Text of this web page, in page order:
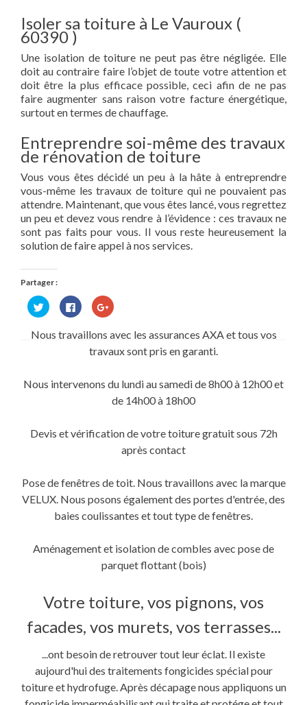
Isoler sa toiture à Le Vauroux (
60390 )
Une isolation de toiture ne peut pas être négligée. Elle
doit au contraire faire l’objet de toute votre attention et
doit être la plus efficace possible, ceci afin de ne pas
faire augmenter sans raison votre facture énergétique,
surtout en termes de chauffage.
Entreprendre soi-même des travaux
de rénovation de toiture
Vous vous êtes décidé un peu à la hâte à entreprendre
vous-même les travaux de toiture qui ne pouvaient pas
attendre. Maintenant, que vous êtes lancé, vous regrettez
un peu et devez vous rendre à l’évidence : ces travaux ne
sont pas faits pour vous. Il vous reste heureusement la
solution de faire appel à nos services.
Partager :
Cliquez
pour
partager
Twitter(ouvre
Cliquez
pour
partager
sur
Facebook(ouvre
dans
une
Cliquez
pour
Google+
dans
fenêtre)
Nous travaillons avec les assurances AXA et tous vos
travaux sont pris en garanti.
Nous intervenons du lundi au samedi de 8h00 à 12h00 et
de 14h00 à 18h00
Devis et vérification de votre toiture gratuit sous 72h
après contact
Pose de fenêtres de toit. Nous travaillons avec la marque
VELUX. Nous posons également des portes d'entrée, des
baies coulissantes et tout type de fenêtres.
Aménagement et isolation de combles avec pose de
parquet flottant (bois)
Votre toiture, vos pignons, vos
facades, vos murets, vos terrasses...
...ont besoin de retrouver tout leur éclat. Il existe
aujourd'hui des traitements fongicides spécial pour
toiture et hydrofuge. Après décapage nous appliquons un